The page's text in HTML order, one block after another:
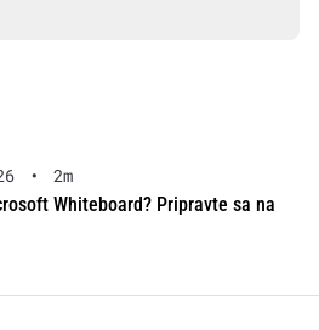
•
2m
Whiteboard? Pripravte sa na